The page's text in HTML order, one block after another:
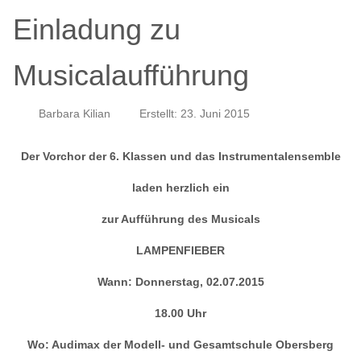
Einladung zu
Musicalaufführung
Barbara Kilian Erstellt: 23. Juni 2015
Der Vorchor der 6. Klassen und das Instrumentalensemble
laden herzlich ein
zur Aufführung des Musicals
LAMPENFIEBER
Wann: Donnerstag, 02.07.2015
18.00 Uhr
Wo: Audimax der Modell- und Gesamtschule Obersberg